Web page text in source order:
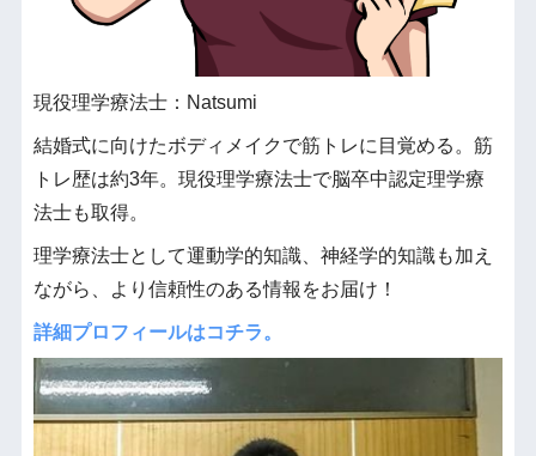
現役理学療法士：Natsumi
結婚式に向けたボディメイクで筋トレに目覚める。筋
トレ歴は約3年。現役理学療法士で脳卒中認定理学療
法士も取得。
理学療法士として運動学的知識、神経学的知識も加え
ながら、より信頼性のある情報をお届け！
詳細プロフィールはコチラ。